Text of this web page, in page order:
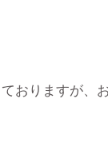
おりますが、